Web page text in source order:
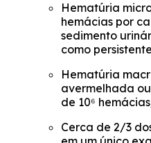
Hematúria
hemácias por
sedimento
como
Hematúria
avermelhada
de 10⁶
Cerca de 2/3